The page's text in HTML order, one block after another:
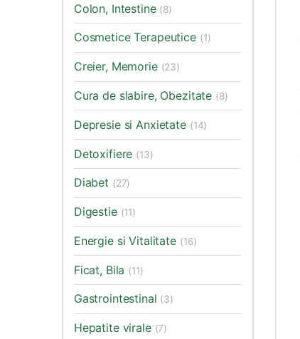
Colon, Intestine (8)
Cosmetice Terapeutice (1)
Creier, Memorie (23)
Cura de slabire, Obezitate (8)
Depresie si Anxietate (14)
Detoxifiere (13)
Diabet (27)
Digestie (11)
Energie si Vitalitate (16)
Ficat, Bila (11)
Gastrointestinal (3)
Hepatite virale (7)